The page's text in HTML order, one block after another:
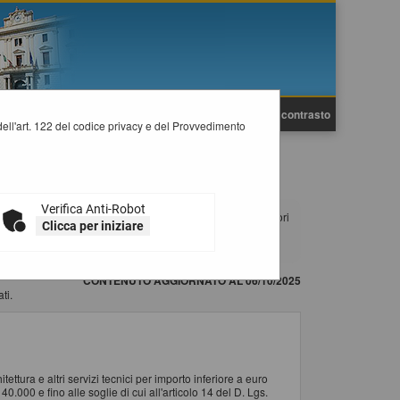
Alto contrasto
122 del codice privacy e del Provvedimento
Verifica Anti-Robot
Clicca per iniziare
Per richiedere l'iscrizione ad un elenco operatori
procedura di registrazione consultare il manuale alla
CONTENUTO AGGIORNATO AL 06/10/2025
e altri servizi tecnici per importo inferiore a euro
e fino alle soglie di cui all'articolo 14 del D. Lgs.